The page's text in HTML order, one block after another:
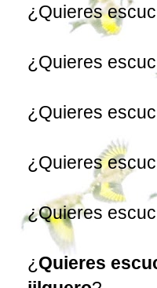
¿Quieres
¿Quieres
¿Quieres
¿Quieres
¿Quieres
¿ Quieres